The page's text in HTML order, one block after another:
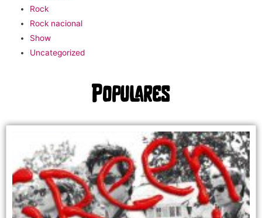
Rock
Rock nacional
Show
Uncategorized
Populares